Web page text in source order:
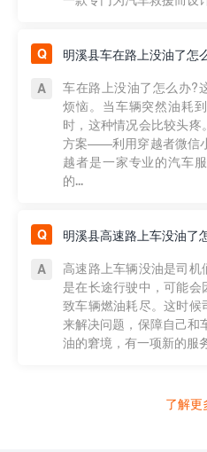
明溪县车在路上没油了怎
车在路上没油了怎么办?
烦恼。当车辆突然油耗
时，这种情况会比较头
方案——利用穿越者微信
越者是一家专业的汽车
的...
明溪县高速路上车没油了
高速路上车辆没油是司
是在长途行驶中，可能
致车辆燃油耗尽。这时
来解决问题，保障自己和
油的窘境，有一项新的服
了解